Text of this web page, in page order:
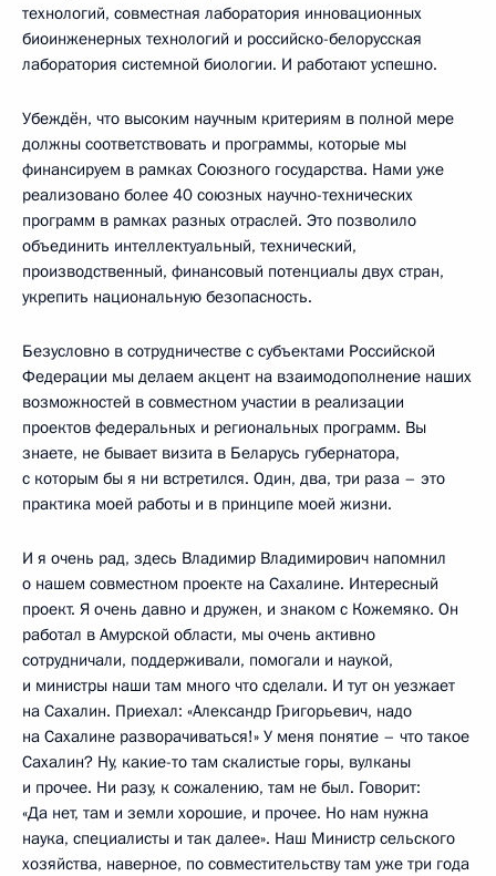
технологий, совместная лаборатория инновационных
биоинженерных технологий и российско-белорусская
лаборатория системной биологии. И работают успешно.
Убеждён, что высоким научным критериям в полной мере
должны соответствовать и программы, которые мы
финансируем в рамках Союзного государства. Нами уже
реализовано более 40 союзных научно-технических
программ в рамках разных отраслей. Это позволило
объединить интеллектуальный, технический,
производственный, финансовый потенциалы двух стран,
укрепить национальную безопасность.
Безусловно в сотрудничестве с субъектами Российской
Федерации мы делаем акцент на взаимодополнение наших
возможностей в совместном участии в реализации
проектов федеральных и региональных программ. Вы
знаете, не бывает визита в Беларусь губернатора,
с которым бы я ни встретился. Один, два, три раза – это
практика моей работы и в принципе моей жизни.
И я очень рад, здесь Владимир Владимирович напомнил
о нашем совместном проекте на Сахалине. Интересный
проект. Я очень давно и дружен, и знаком с Кожемяко. Он
работал в Амурской области, мы очень активно
сотрудничали, поддерживали, помогали и наукой,
и министры наши там много что сделали. И тут он уезжает
на Сахалин. Приехал: «Александр Григорьевич, надо
на Сахалине разворачиваться!» У меня понятие – что такое
Сахалин? Ну, какие-то там скалистые горы, вулканы
и прочее. Ни разу, к сожалению, там не был. Говорит:
«Да нет, там и земли хорошие, и прочее. Но нам нужна
наука, специалисты и так далее». Наш Министр сельского
хозяйства, наверное, по совместительству там уже три года